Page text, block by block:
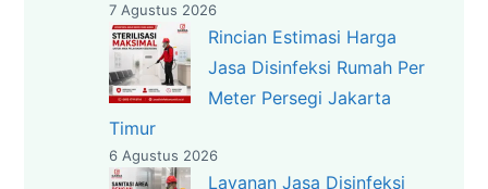
7 Agustus 2026
Rincian Estimasi Harga
Jasa Disinfeksi Rumah Per
Meter Persegi Jakarta
Timur
6 Agustus 2026
Layanan Jasa Disinfeksi